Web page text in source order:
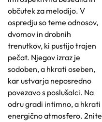
občutek za melodijo. V
ospredju so teme odnosov,
dvomov in drobnih
trenutkov, ki pustijo trajen
pečat. Njegov izraz je
sodoben, a hkrati oseben,
kar ustvarja neposredno
povezavo s poslušalci. Na
odru gradi intimno, a hkrati
energično atmosfero. 2nite